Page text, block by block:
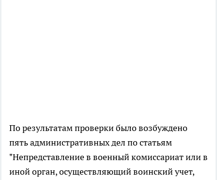
По результатам проверки было возбуждено
пять административных дел по статьям
"Непредставление в военный комиссариат или в
иной орган, осуществляющий воинский учет,